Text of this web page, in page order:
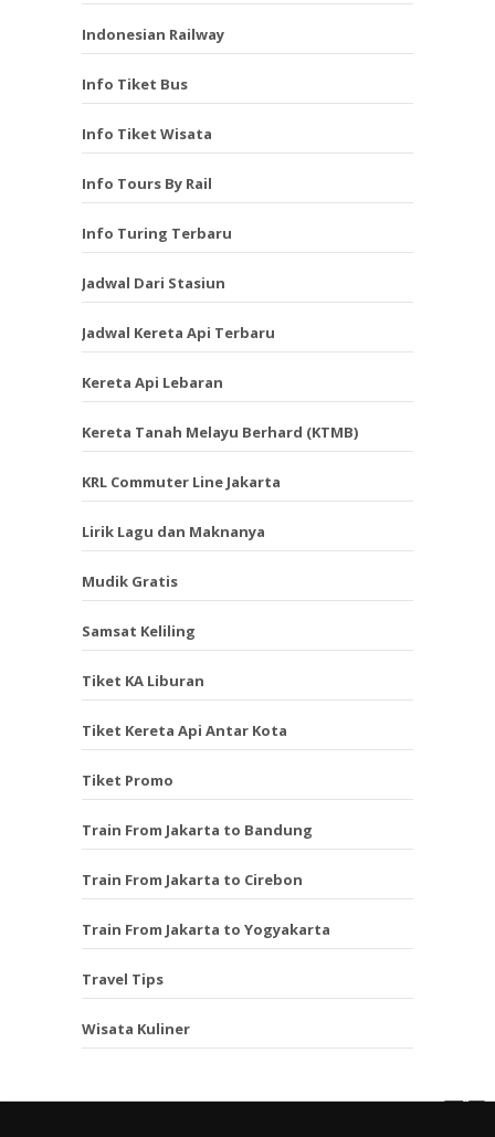
Indonesian Railway
Info Tiket Bus
Info Tiket Wisata
Info Tours By Rail
Info Turing Terbaru
Jadwal Dari Stasiun
Jadwal Kereta Api Terbaru
Kereta Api Lebaran
Kereta Tanah Melayu Berhard (KTMB)
KRL Commuter Line Jakarta
Lirik Lagu dan Maknanya
Mudik Gratis
Samsat Keliling
Tiket KA Liburan
Tiket Kereta Api Antar Kota
Tiket Promo
Train From Jakarta to Bandung
Train From Jakarta to Cirebon
Train From Jakarta to Yogyakarta
Travel Tips
Wisata Kuliner